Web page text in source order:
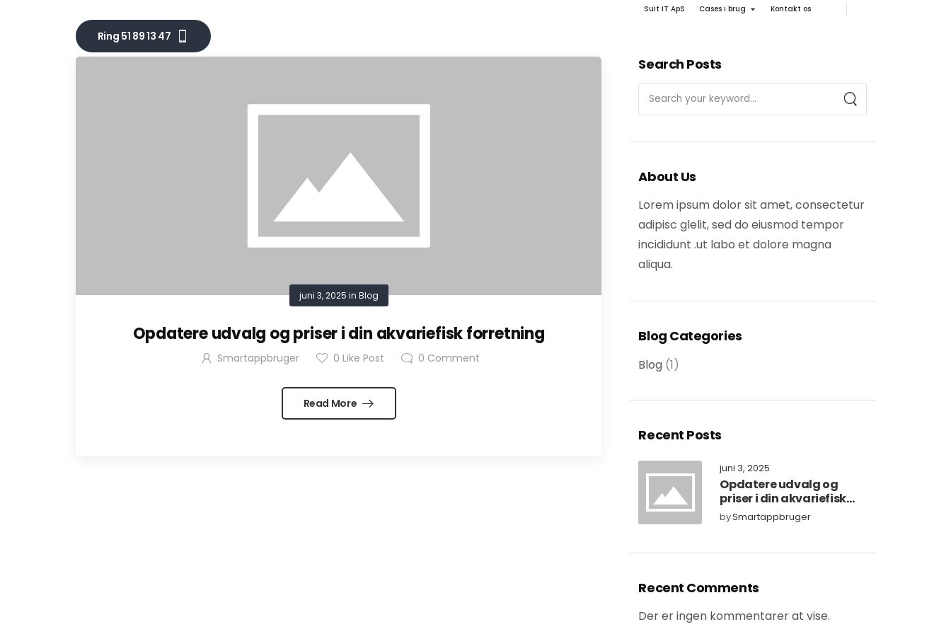
Suit IT ApS Cases i brug Kontakt os
Ring 51 89 13 47
Search Posts
About Us
Lorem ipsum dolor sit amet, consectetur
adipisc glelit, sed do eiusmod tempor
incididunt .ut labo et dolore magna
aliqua.
Blog Categories
Blog (1)
Recent Posts
juni 3, 2025
Opdatere udvalg og
priser i din akvariefisk
forretning
bySmartappbruger
Recent Comments
Der er ingen kommentarer at vise.
juni 3, 2025 in Blog
Opdatere udvalg og priser i din akvariefisk forretning
Smartappbruger 0 Like Post 0 Comment
Read More